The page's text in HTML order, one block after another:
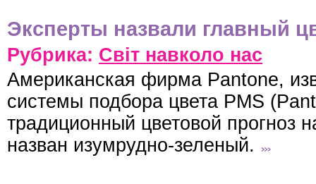
Эксперты назвали главный
Рубрика: Світ навколо нас
Американская фирма Pantone,
системы подбора цвета PMS
традиционный цветовой прогноз
назван изумрудно-зеленый.